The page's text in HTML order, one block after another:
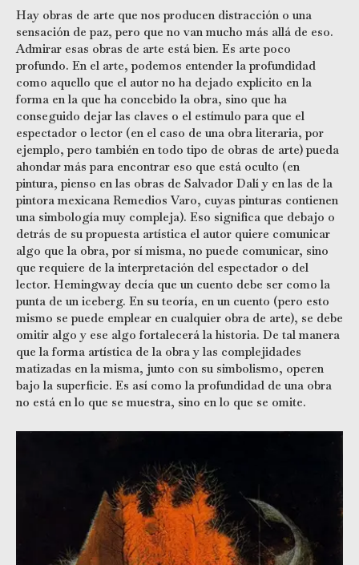
Hay obras de arte que nos producen distracción o una
sensación de paz, pero que no van mucho más allá de eso.
Admirar esas obras de arte está bien. Es arte poco
profundo. En el arte, podemos entender la profundidad
como aquello que el autor no ha dejado explícito en la
forma en la que ha concebido la obra, sino que ha
conseguido dejar las claves o el estímulo para que el
espectador o lector (en el caso de una obra literaria, por
ejemplo, pero también en todo tipo de obras de arte) pueda
ahondar más para encontrar eso que está oculto (en
pintura, pienso en las obras de Salvador Dalí y en las de la
pintora mexicana Remedios Varo, cuyas pinturas contienen
una simbología muy compleja). Eso significa que debajo o
detrás de su propuesta artística el autor quiere comunicar
algo que la obra, por sí misma, no puede comunicar, sino
que requiere de la interpretación del espectador o del
lector. Hemingway decía que un cuento debe ser como la
punta de un iceberg. En su teoría, en un cuento (pero esto
mismo se puede emplear en cualquier obra de arte), se debe
omitir algo y ese algo fortalecerá la historia. De tal manera
que la forma artística de la obra y las complejidades
matizadas en la misma, junto con su simbolismo, operen
bajo la superficie. Es así como la profundidad de una obra
no está en lo que se muestra, sino en lo que se omite.